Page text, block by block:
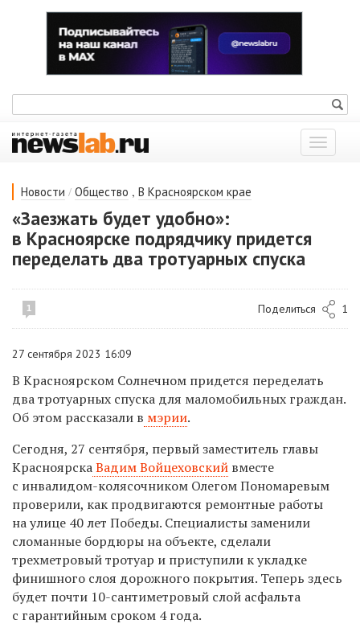
Показать
меню
Новости / Общество , В Красноярском крае
«Заезжать будет удобно»:
в Красноярске подрядчику придется
переделать два тротуарных спуска
1 Поделиться 1
27 сентября 2023 16:09
В Красноярском Солнечном придется переделать
два тротуарных спуска для маломобильных граждан.
Об этом рассказали в мэрии.
Сегодня, 27 сентября, первый заместитель главы
КрасноярскаВадим Войцеховский вместе
с инвалидом-колясочником Олегом Пономаревым
проверили, как продвигаются ремонтные работы
на улице 40 лет Победы. Специалисты заменили
сломанные бордюры на объекте, сделали
трехметровый тротуар и приступили к укладке
финишного слоя дорожного покрытия. Теперь здесь
будет почти 10-сантиметровый слой асфальта
с гарантийным сроком 4 года.